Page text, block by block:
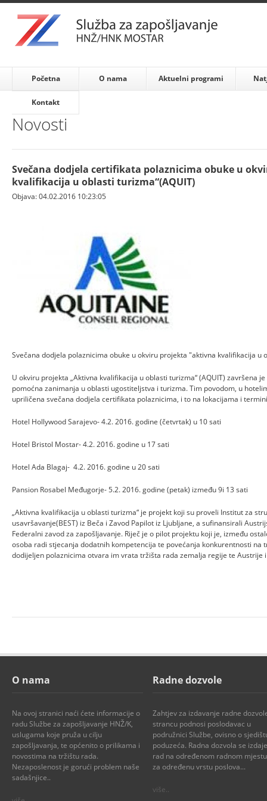
Početna O nama Aktuelni programi
Kontakt
Novosti
Svečana dodjela certifikata polaznicima obuke u
kvalifikacija u oblasti turizma“(AQUIT)
Objava: 04.02.2016 10:23:05
Svečana dodjela polaznicima obuke u okviru projekta "aktivna kvalifikacija u
U okviru projekta „Aktivna kvalifikacija u oblasti turizma“ (AQUIT) završena
pomoćna zanimanja u oblasti ugostiteljstva i turizma. Tim povodom, u
upriličena svečana dodjela certifikata polaznicima, i to na lokacijama i
Hotel Hollywood Sarajevo- 4.2. 2016. godine (četvrtak) u 10 sati
Hotel Bristol Mostar- 4.2. 2016. godine u 17 sati
Hotel Ada Blagaj- 4.2. 2016. godine u 20 sati
Pansion Rosabel Međugorje- 5.2. 2016. godine (petak) između 9i 13 sati
„Aktivna kvalifikacija u oblasti turizma“ je projekt koji su proveli Institut za
usavršavanje(BEST) iz Beča i Zavod Papilot iz Ljubljane, a sufinansirali
Federalni zavod za zapošljavanje. Riječ je o pilot projektu koji je, između
osoba radi stjecanja dodatnih kompetencija te povećanja konkurentnosti na
dodijeljen polaznicima otvara im vrata tržišta rada zemalja regije te Austrije
O nama
Na ovoj stranici naći ćete informacije o
radu Službe za zapošljavanje HNŽ/K,
uslugama koje pruža u cilju
zapošljavanja, te općenito o prilikama i
novostima na tržištu rada.
Nezaposlenost je gorući problem naše
sadašnjice..
Radne dozvole
Zahtjev za izdavanje radne
strancu podnosi poslodavac u
podružnici Službe, ovisno o
poduzeća. Radna dozvola se
rad na određenom radnom
za određenu vrstu poslova...
više..